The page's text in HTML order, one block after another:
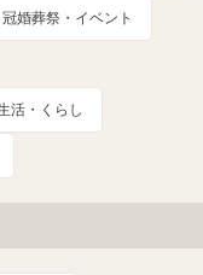
冠婚葬祭・イベント
活・くらし